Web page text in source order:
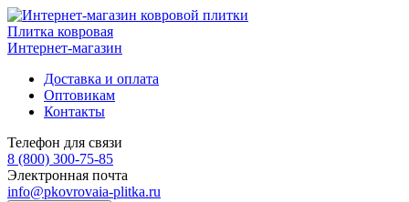
Плитка ковровая
Интернет-магазин
Доставка и оплата
Оптовикам
Контакты
Телефон для связи
8 (800) 300-75-85
Электронная почта
info@pkovrovaia-plitka.ru